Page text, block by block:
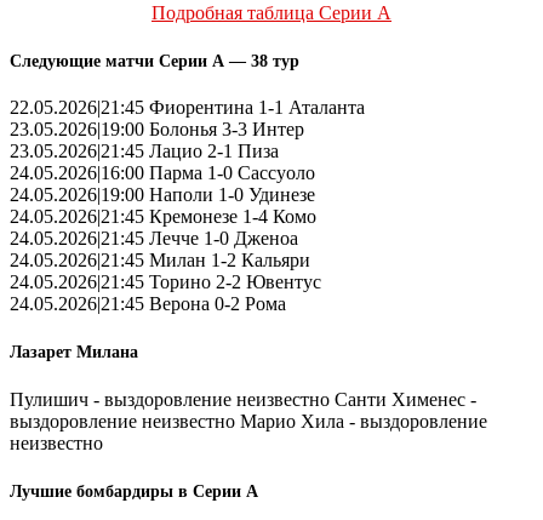
Подробная таблица Серии А
Следующие матчи Серии А — 38 тур
22.05.2026|21:45 Фиорентина 1-1 Аталанта
23.05.2026|19:00 Болонья 3-3 Интер
23.05.2026|21:45 Лацио 2-1 Пиза
24.05.2026|16:00 Парма 1-0 Сассуоло
24.05.2026|19:00 Наполи 1-0 Удинезе
24.05.2026|21:45 Кремонезе 1-4 Комо
24.05.2026|21:45 Лечче 1-0 Дженоа
24.05.2026|21:45 Милан 1-2 Кальяри
24.05.2026|21:45 Торино 2-2 Ювентус
24.05.2026|21:45 Верона 0-2 Рома
Лазарет Милана
Пулишич - выздоровление неизвестно Санти Хименес -
выздоровление неизвестно Марио Хила - выздоровление
неизвестно
Лучшие бомбардиры в Серии А